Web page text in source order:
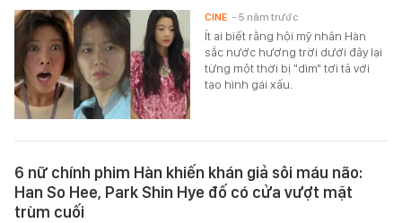
Ít ai biết rằng hội mỹ nhân Hàn
sắc nước hương trời dưới đây lại
từng một thời bị "dìm" tơi tả với
tạo hình gái xấu.
CINE - 5 năm trước
6 nữ chính phim Hàn khiến khán giả sôi máu não:
Han So Hee, Park Shin Hye đố có cửa vượt mặt
trùm cuối